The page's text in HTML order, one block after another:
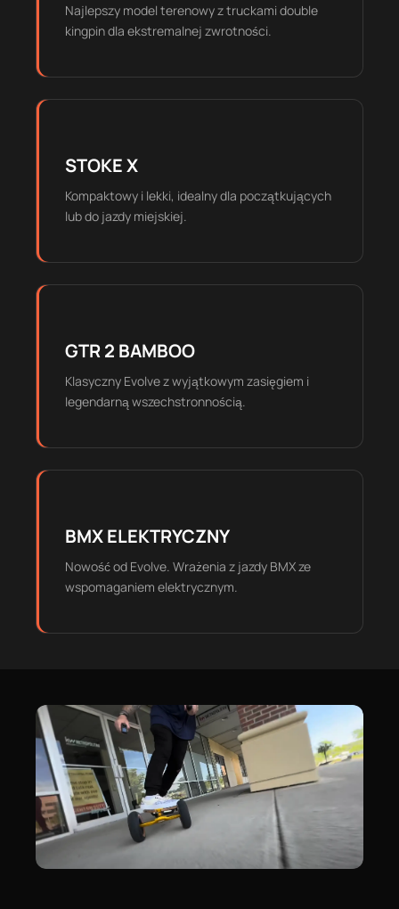
Najlepszy model terenowy z truckami double
kingpin dla ekstremalnej zwrotności.
STOKE X
Kompaktowy i lekki, idealny dla początkujących
lub do jazdy miejskiej.
GTR 2 BAMBOO
Klasyczny Evolve z wyjątkowym zasięgiem i
legendarną wszechstronnością.
BMX ELEKTRYCZNY
Nowość od Evolve. Wrażenia z jazdy BMX ze
wspomaganiem elektrycznym.